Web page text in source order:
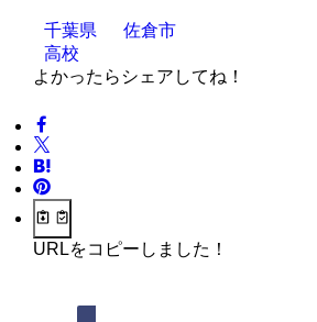
千葉県
佐倉市
高校
よかったらシェアしてね！
URLをコピーしました！